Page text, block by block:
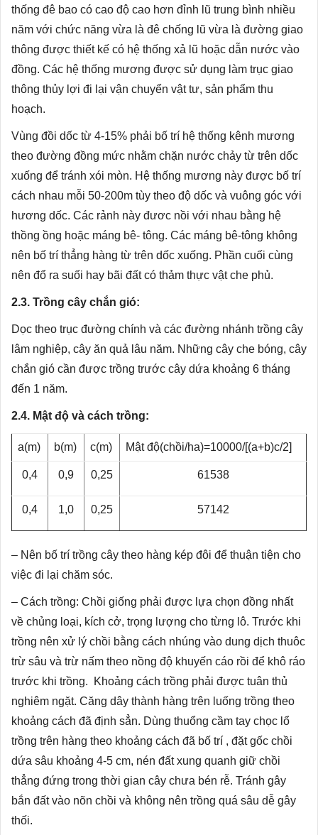
thống đê bao có cao độ cao hơn đỉnh lũ trung bình nhiều
năm với chức năng vừa là đê chống lũ vừa là đường giao
thông được thiết kế có hệ thống xả lũ hoặc dẫn nước vào
đồng. Các hệ thống mương được sử dụng làm trục giao
thông thủy lợi đi lại vận chuyển vật tư, sản phẩm thu
hoạch.
Vùng đồi dốc từ 4-15% phải bố trí hệ thống kênh mương
theo đường đồng mức nhằm chặn nước chảy từ trên dốc
xuống để tránh xói mòn. Hệ thống mương này được bố trí
cách nhau mỗi 50-200m tùy theo độ dốc và vuông góc với
hương dốc. Các rảnh này đươc nồi với nhau bằng hệ
thồng ồng hoặc máng bê- tông. Các máng bê-tông không
nên bố trí thẳng hàng từ trên dốc xuống. Phần cuối cùng
nên đổ ra suối hay bãi đất có thảm thực vật che phủ.
2.3. Trồng cây chắn gió:
Dọc theo trục đường chính và các đường nhánh trồng cây
lâm nghiệp, cây ăn quả lâu năm. Những cây che bóng, cây
chắn gió cần được trồng trước cây dứa khoảng 6 tháng
đến 1 năm.
2.4. Mật độ và cách trồng:
a(m) b(m) c(m) Mật độ(chồi/ha)=10000/[(a+b)c/2]
0,4 0,9 0,25 61538
0,4 1,0 0,25 57142
– Nên bố trí trồng cây theo hàng kép đôi để thuận tiện cho
việc đi lại chăm sóc.
– Cách trồng: Chồi giống phải được lựa chọn đồng nhất
về chủng loại, kích cở, trọng lượng cho từng lô. Trước khi
trồng nên xử lý chồi bằng cách nhúng vào dung dịch thuôc
trừ sâu và trừ nấm theo nồng độ khuyến cáo rồi để khô ráo
trước khi trồng. Khoảng cách trồng phải được tuân thủ
nghiêm ngặt. Căng dây thành hàng trên luống trồng theo
khoảng cách đã định sẳn. Dùng thuổng cầm tay chọc lổ
trồng trên hàng theo khoảng cách đã bố trí , đặt gốc chồi
dứa sâu khoảng 4-5 cm, nén đất xung quanh giữ chồi
thẳng đứng trong thời gian cây chưa bén rễ. Tránh gây
bắn đất vào nõn chồi và không nên trồng quá sâu dễ gây
thối.